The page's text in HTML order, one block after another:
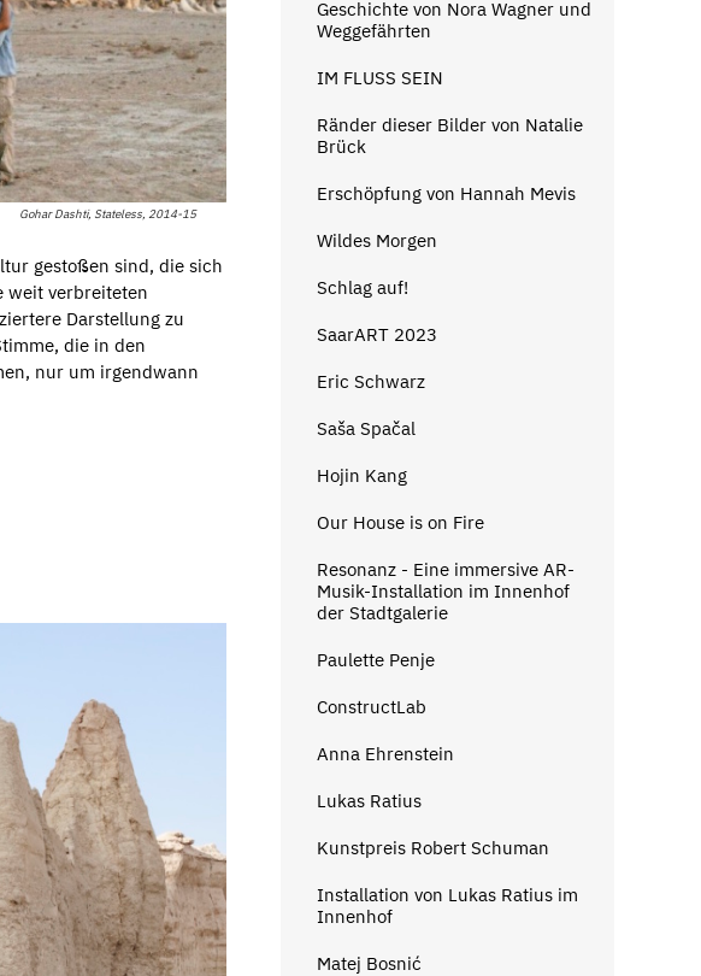
Gohar Dashti, Stateless, 2014-15
gestoßen sind, die sich
weit verbreiteten
Darstellung zu
die in den
nur um irgendwann
Geschichte von Nora Wagner und
Weggefährten
IM FLUSS SEIN
Ränder dieser Bilder von Natalie
Brück
Erschöpfung von Hannah Mevis
Wildes Morgen
Schlag auf!
SaarART 2023
Eric Schwarz
Saša Spačal
Hojin Kang
Our House is on Fire
Resonanz - Eine immersive AR-
Musik-Installation im Innenhof
der Stadtgalerie
Paulette Penje
ConstructLab
Anna Ehrenstein
Lukas Ratius
Kunstpreis Robert Schuman
Installation von Lukas Ratius im
Innenhof
Matej Bosnić